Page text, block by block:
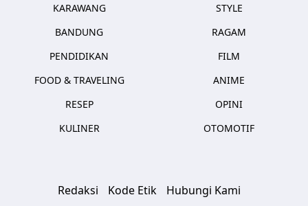
KARAWANG
BANDUNG
PENDIDIKAN
FOOD & TRAVELING
RESEP
KULINER
STYLE
RAGAM
FILM
ANIME
OPINI
OTOMOTIF
Redaksi Kode Etik
Hubungi Kami